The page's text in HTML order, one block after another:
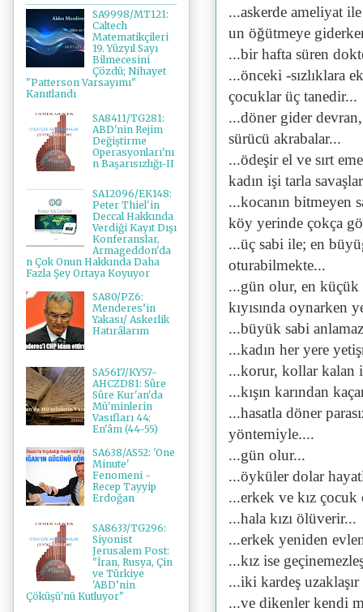
...askerde ameliyat
un öğütmeye
...bir hafta süren
...önceki -sızlıklara
çocuklar üç tanedir...
...döner gider
sürücü akrabalar...
...ödeşir el ve sırt
kadın işi tarla
...kocanın bitmeyen
köy yerinde çokça
...üç sabi ile; en
oturabilmekte...
...gün olur, en küçük
kıyısında oynarken
...büyük sabi
...kadın her yere
...korur, kollar kalan
...kışın karından
...hasatla döner
yöntemiyle....
...gün olur...
...öyküler dolar
...erkek ve kız
...hala kızı ölüverir...
...erkek yeniden
...kız ise
...iki kardeş
...ve dikenler kendi
SA9998/MT121:
Caltech
Matematikçileri
19. Yüzyıl Sayı
Bilmecesini
Çözdü; Nihayet
"Patterson Varsayımı"
Kanıtlandı
SA8411/TG281:
ABD'nin Rejim
Değiştirme
Operasyonları'nı
n Başarısızlığı-II
SA12096/EK148:
Peter Thiel'in
Deccal Hakkında
Verdiği Kayıt Dışı
Konferanslar,
Armageddon'da
n Çok Onun Hakkında Daha
Fazla Şey Ortaya Koyuyor
SA80/PZ6:
Menderes’in
Yakası/ Askerlik
Hatırâlarım
SA5617/KY57-
AHCZD81: Sûre
Sûre Kur'an'da
Mü'minlerin
Vasıfları 44:
En'âm (44-55)
SA638/AS52: 'One
Minute'
Fenomeni -
Recep Tayyip
Erdoğan
SA8633/TG296:
Siyonist
Jerusalem Post:
"İran, Rusya, Çin
ve Türkiye
'ABD’nin
Çöküşü'nü Kutluyor"